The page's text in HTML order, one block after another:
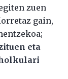
zuen
gain,
eta